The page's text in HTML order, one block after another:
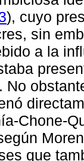
), cuyo
sin
a la
No
Chone-
que